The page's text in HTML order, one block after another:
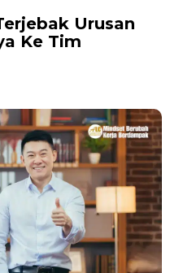
Urusan
Ke Tim